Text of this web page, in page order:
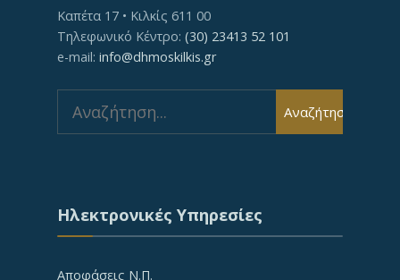
Καπέτα 17 • Κιλκίς 611 00
Τηλεφωνικό Κέντρο: (30) 23413 52 101
e-mail: info@dhmoskilkis.gr
for:
Αναζήτηση
Ηλεκτρονικές Υπηρεσίες
Αποφάσεις Ν.Π.